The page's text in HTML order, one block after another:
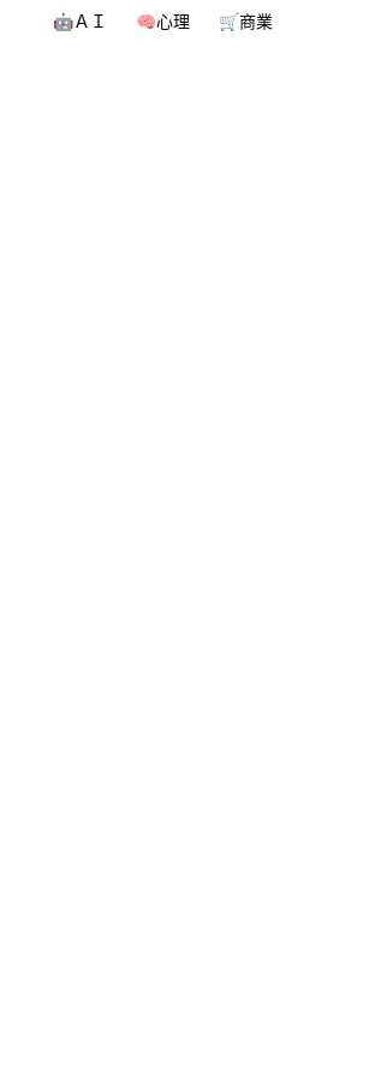
🤖ＡＩ
🧠心理 🛒商業